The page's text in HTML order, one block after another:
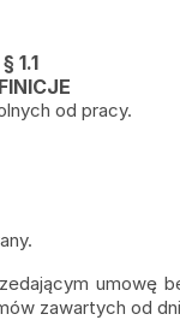
§ 1.1
od pracy.
umowę
zawartych od